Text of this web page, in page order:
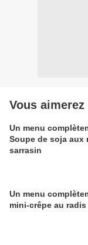
Vous aimerez
Un menu
Soupe de soja aux
sarrasin
Un menu
mini-crêpe au